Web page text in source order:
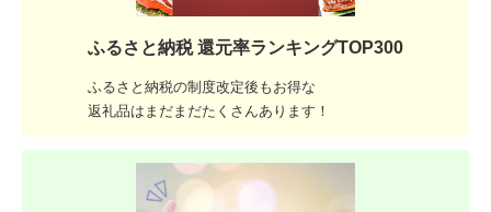
ふるさと納税 還元率ランキングTOP300
ふるさと納税の制度改定後もお得な
返礼品はまだまだたくさんあります！